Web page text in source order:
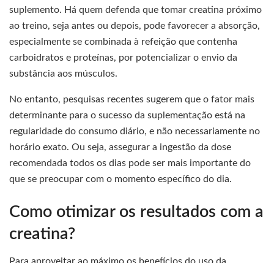
suplemento. Há quem defenda que tomar creatina próximo
ao treino, seja antes ou depois, pode favorecer a absorção,
especialmente se combinada à refeição que contenha
carboidratos e proteínas, por potencializar o envio da
substância aos músculos.
No entanto, pesquisas recentes sugerem que o fator mais
determinante para o sucesso da suplementação está na
regularidade do consumo diário, e não necessariamente no
horário exato. Ou seja, assegurar a ingestão da dose
recomendada todos os dias pode ser mais importante do
que se preocupar com o momento específico do dia.
Como otimizar os resultados com a
creatina?